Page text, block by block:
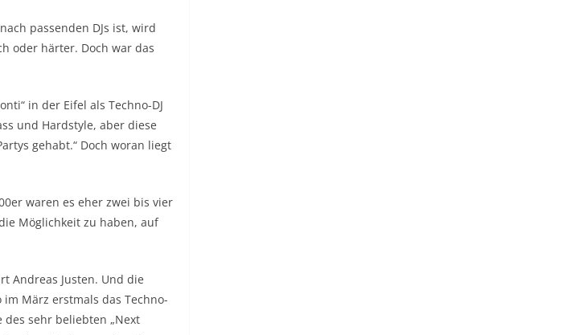
passenden DJs ist, wird
oder härter. Doch war das
in der Eifel als Techno-DJ
und Hardstyle, aber diese
gehabt.“ Doch woran liegt
waren es eher zwei bis vier
Möglichkeit zu haben, auf
Andreas Justen. Und die
März erstmals das Techno-
sehr beliebten „Next